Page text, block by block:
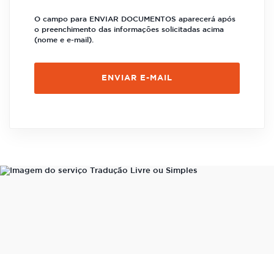
O campo para ENVIAR DOCUMENTOS aparecerá após
o preenchimento das informações solicitadas acima
(nome e e-mail).